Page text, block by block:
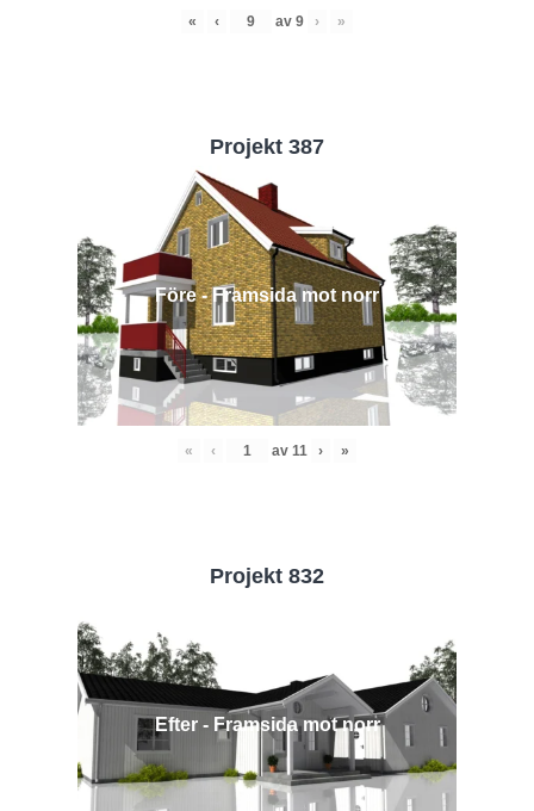
« ‹ av 9 › »
Projekt 387
Före - Framsida mot norr
« ‹ av 11 › »
Projekt 832
Efter - Framsida mot norr